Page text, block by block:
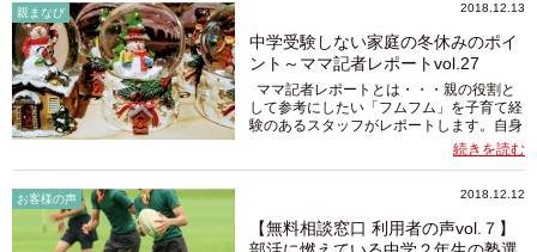
親まなび 2018.12.13
中学受験しない家庭の冬休みのポイ
ント～ママ記者レポートvol.27
ママ記者レポートとは・・・親の役割と
して参考にしたい「フムフム」を子育て経
験のあるスタッフがレポートします。自身
が学んだことや子育てで経験したことをコ
ラムにし、このサイトで紹介していく予定
続きを読む
お客様の声 2018.12.12
【無料相談窓口 利用者の声vol.７】